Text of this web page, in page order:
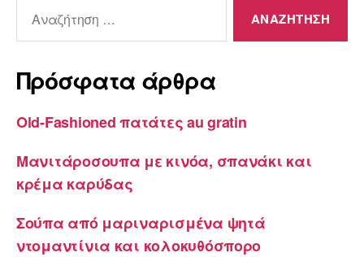
για:
Πρόσφατα άρθρα
Old-Fashioned πατάτες au gratin
Μανιτάροσουπα με κινόα, σπανάκι και
κρέμα καρύδας
Σούπα από μαριναρισμένα ψητά
ντομαντίνια και κολοκυθόσπορο